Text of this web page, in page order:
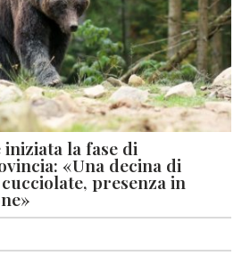
la fase di
«Una decina di
presenza in